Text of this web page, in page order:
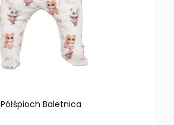
Półśpioch Baletnica